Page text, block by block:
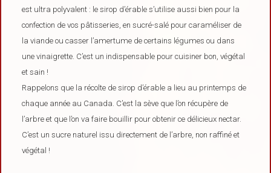
est ultra polyvalent : le sirop d’érable s’utilise aussi bien pour la
confection de vos pâtisseries, en sucré-salé pour caraméliser de
la viande ou casser l’amertume de certains légumes ou dans
une vinaigrette. C’est un indispensable pour cuisiner bon, végétal
et sain !
Rappelons que la récolte de sirop d’érable a lieu au printemps de
chaque année au Canada. C’est la sève que l’on récupère de
l’arbre et que l’on va faire bouillir pour obtenir ce délicieux nectar.
C’est un sucre naturel issu directement de l’arbre, non raffiné et
végétal !